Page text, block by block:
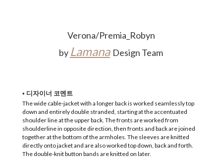
Verona/Premia_Robyn
by Lamana Design Team
• 디자이너 코멘트
The wide cable-jacket with a longer back is worked seamlessly top
down and entirely double stranded, starting at the accentuated
shoulder line at the upper back. The fronts are worked from
shoulderline in opposite direction, then fronts and back are joined
together at the bottom of the armholes. The sleeves are knitted
directly onto jacket and are also worked top down, back and forth.
The double-knit button bands are knitted on later.